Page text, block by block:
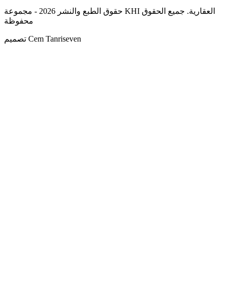
حقوق الطبع والنشر 2026 - مجموعة KHI العقارية. جميع الحقوق
محفوظة
تصميم Cem Tanriseven